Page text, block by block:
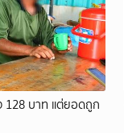
128 บาท แต่ยอดถูก